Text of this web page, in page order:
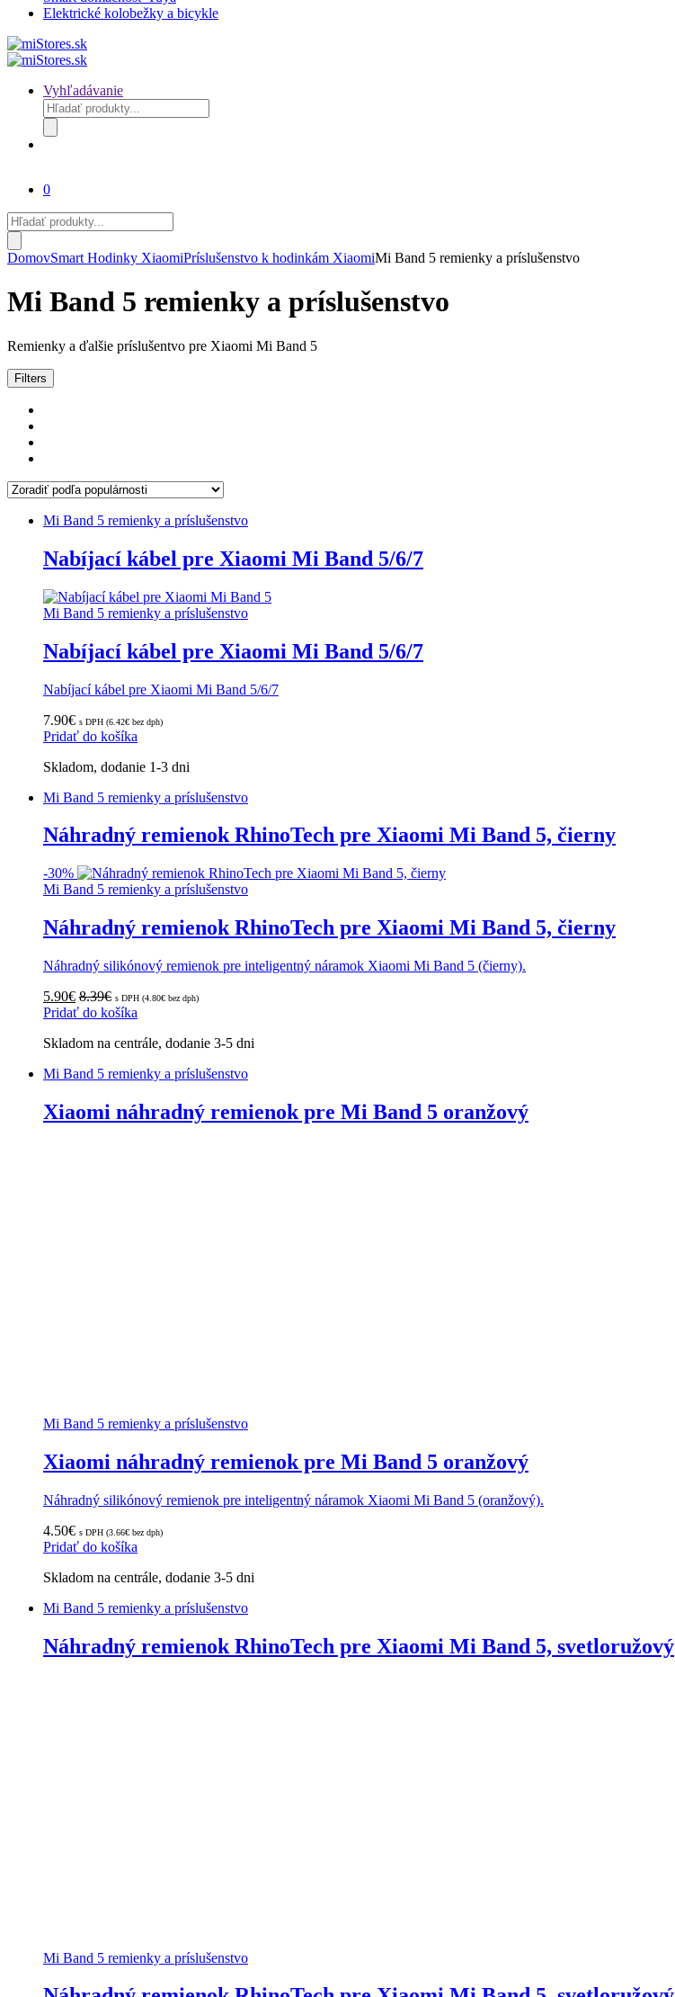
Elektrické kolobežky a bicykle
Vyhľadávanie
Products
search
0
Products
search
DomovSmart Hodinky XiaomiPríslušenstvo k hodinkám XiaomiMi Band 5 remienky a príslušenstvo
Mi Band 5 remienky a príslušenstvo
Remienky a ďalšie príslušentvo pre Xiaomi Mi Band 5
Zoradené
podľa
popularity
Filters
Mi Band 5 remienky a príslušenstvo
Nabíjací kábel pre Xiaomi Mi Band 5/6/7
Mi Band 5 remienky a príslušenstvo
Nabíjací kábel pre Xiaomi Mi Band 5/6/7
Nabíjací kábel pre Xiaomi Mi Band 5/6/7
7.90€ s DPH (6.42€ bez dph)
Pridať do košíka
Skladom, dodanie 1-3 dni
Mi Band 5 remienky a príslušenstvo
Náhradný remienok RhinoTech pre Xiaomi Mi Band 5, čierny
-30%
Mi Band 5 remienky a príslušenstvo
Náhradný remienok RhinoTech pre Xiaomi Mi Band 5, čierny
Náhradný silikónový remienok pre inteligentný náramok Xiaomi Mi Band 5 (čierny).
5.90€ 8.39€ s DPH (4.80€ bez dph)
Pridať do košíka
Skladom na centrále, dodanie 3-5 dni
Mi Band 5 remienky a príslušenstvo
Xiaomi náhradný remienok pre Mi Band 5 oranžový
Mi Band 5 remienky a príslušenstvo
Xiaomi náhradný remienok pre Mi Band 5 oranžový
Náhradný silikónový remienok pre inteligentný náramok Xiaomi Mi Band 5 (oranžový).
4.50€ s DPH (3.66€ bez dph)
Pridať do košíka
Skladom na centrále, dodanie 3-5 dni
Mi Band 5 remienky a príslušenstvo
Náhradný remienok RhinoTech pre Xiaomi Mi Band 5, svetloružový
Mi Band 5 remienky a príslušenstvo